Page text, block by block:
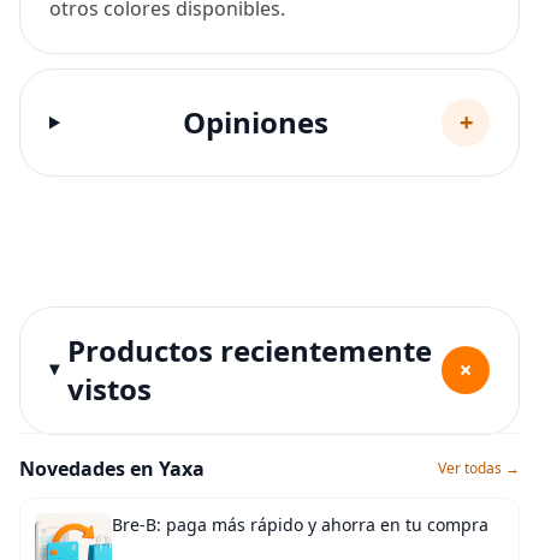
otros colores disponibles.
Opiniones +
Productos recientemente
vistos
+
Novedades en Yaxa Ver todas →
Bre-B: paga más rápido y ahorra en tu compra